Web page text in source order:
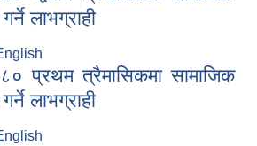
लाभग्राही
२०७९।०८० द्वितीय त्रैमासिकमा सामाजिक
प्राप्त गर्ने लाभग्राही
प्रथम त्रैमासिकमा सामाजिक
लाभग्राही
आ.व. २०७९।०८० प्रथम त्रैमासिकमा सामाजिक